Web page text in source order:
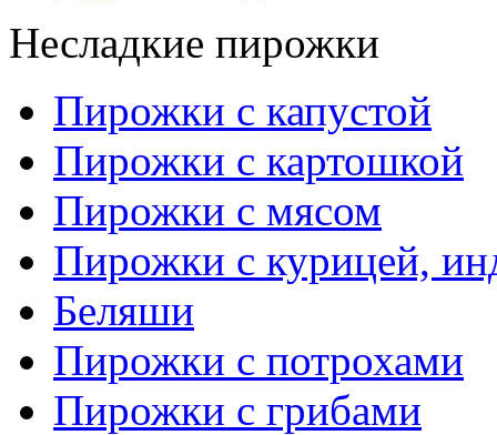
Несладкие пирожки
Пирожки с капустой
Пирожки с картошкой
Пирожки с мясом
Пирожки с курицей,
Беляши
Пирожки с потрохами
Пирожки с грибами